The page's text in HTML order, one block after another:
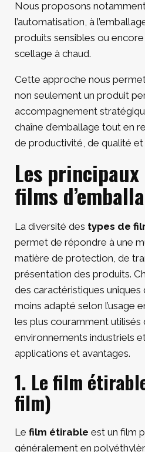
Nous proposons
l’automatisation, à
produits sensibles ou
scellage à chaud.
Cette approche nous
non seulement un produit
accompagnement
chaîne d’emballage tout en
de productivité, de qualité et
Les
films
La diversité des types de
permet de répondre à une
matière de protection, de
présentation des produits.
des caractéristiques
moins adapté selon l’usage
les plus couramment utilisés
environnements industriels
applications et avantages.
1. Le film
film)
Le film étirable est un film
généralement en